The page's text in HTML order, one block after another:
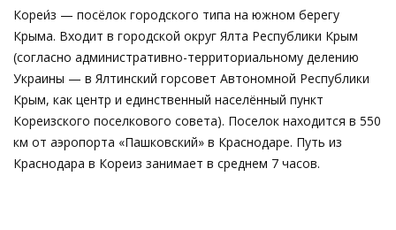
Кореи́з — посёлок городского типа на южном берегу
Крыма. Входит в городской округ Ялта Республики Крым
(согласно административно-территориальному делению
Украины — в Ялтинский горсовет Автономной Республики
Крым, как центр и единственный населённый пункт
Кореизского поселкового совета). Поселок находится в 550
км от аэропорта «Пашковский» в Краснодаре. Путь из
Краснодара в Кореиз занимает в среднем 7 часов.